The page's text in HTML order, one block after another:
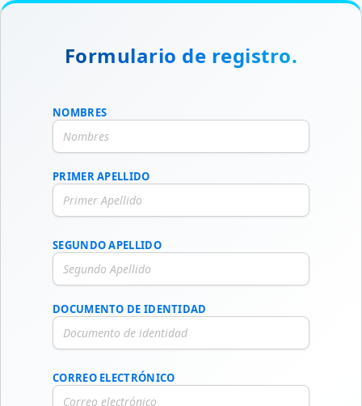
Formulario de registro.
NOMBRES
PRIMER APELLIDO
SEGUNDO APELLIDO
DOCUMENTO DE IDENTIDAD
CORREO ELECTRÓNICO